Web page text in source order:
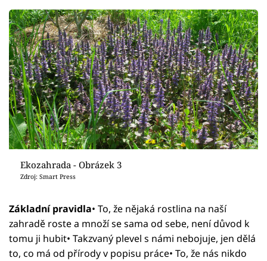
Ekozahrada - Obrázek 3
Zdroj: Smart Press
Základní pravidla• To, že nějaká rostlina na naší
zahradě roste a množí se sama od sebe, není důvod k
tomu ji hubit• Takzvaný plevel s námi nebojuje, jen dělá
to, co má od přírody v popisu práce• To, že nás nikdo